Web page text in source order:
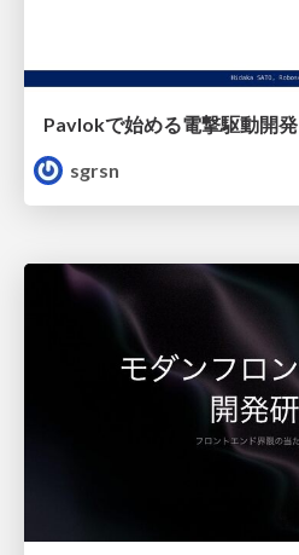
Pavlokで始める電撃駆動開発
sgrsn